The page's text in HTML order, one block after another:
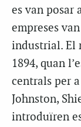
es van posar
empreses
industrial. El
1894, quan
centrals per
Johnston,
introduïren